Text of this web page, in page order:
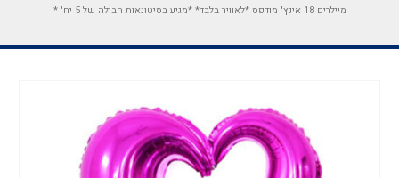
מיילרים 18 אינץ' מודפס *לאוויר בלבד* *מגיע בסיטונאות חבילה של 5 יח' *